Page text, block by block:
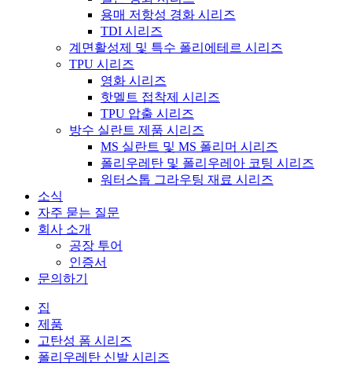
용매 저항성 경화 시리즈
TDI 시리즈
계면활성제 및 특수 폴리에테르 시리즈
TPU 시리즈
영화 시리즈
핫멜트 접착제 시리즈
TPU 압출 시리즈
방수 실란트 제품 시리즈
MS 실란트 및 MS 폴리머 시리즈
폴리우레탄 및 폴리우레아 코팅 시리즈
워터스톱 그라우팅 재료 시리즈
소식
자주 묻는 질문
회사 소개
공장 투어
인증서
문의하기
집
제품
고탄성 폼 시리즈
폴리우레탄 신발 시리즈